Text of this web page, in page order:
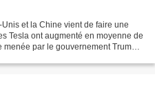
et la Chine vient de faire une
Tesla ont augmenté en moyenne de
par le gouvernement Trump